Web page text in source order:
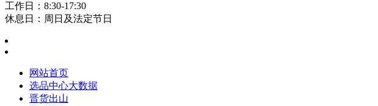
工作日：8:30-17:30
休息日：周日及法定节日
网站首页
选品中心大数据
晋货出山